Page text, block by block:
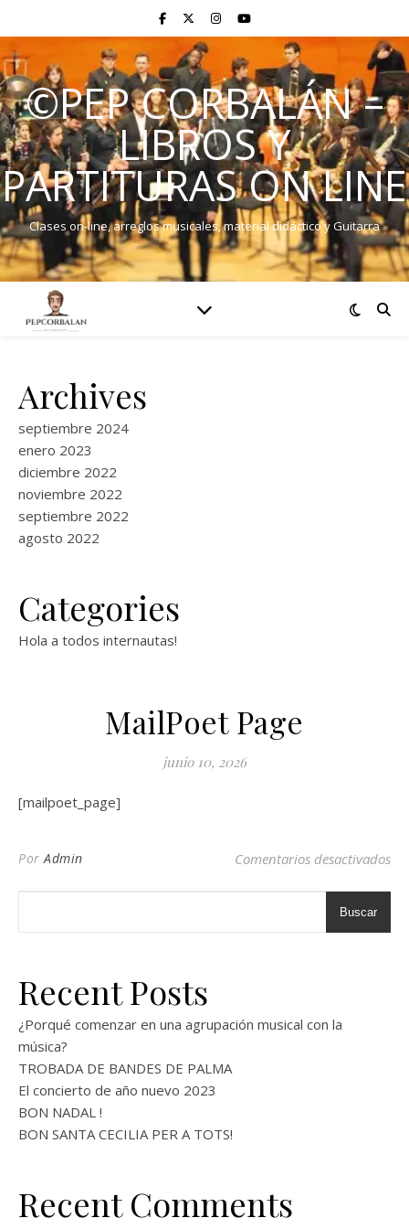
©PEP CORBALÁN –
LIBROS Y
PARTITURAS ON LINE
Clases on-line, arreglos musicales, material didáctico y Guitarra
Archives
septiembre 2024
enero 2023
diciembre 2022
noviembre 2022
septiembre 2022
agosto 2022
Categories
Hola a todos internautas!
MailPoet Page
junio 10, 2026
[mailpoet_page]
PorAdmin Comentarios desactivadosen
Buscar
Recent Posts
¿Porqué comenzar en una agrupación musical con la
música?
TROBADA DE BANDES DE PALMA
El concierto de año nuevo 2023
BON NADAL !
BON SANTA CECILIA PER A TOTS!
Recent Comments